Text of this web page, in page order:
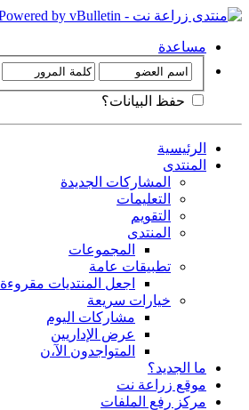
مساعدة
حفظ البيانات؟
الرئيسية
المنتدى
المشاركات الجديدة
التعليمات
التقويم
المنتدى
المجموعات
تطبيقات عامة
اجعل المنتديات مقروءة
خيارات سريعة
مشاركات اليوم
عرض الإداريين
المتواجدون الآ،ن
ما الجديد؟
موقع زراعة نت
مركز رفع الملفات